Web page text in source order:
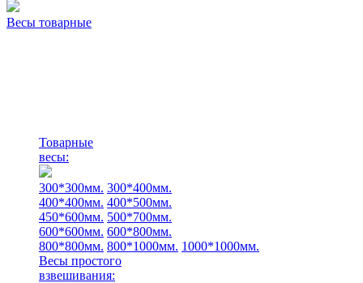
Весы товарные
Товарные
весы:
300*300мм. 300*400мм.
400*400мм. 400*500мм.
450*600мм. 500*700мм.
600*600мм. 600*800мм.
800*800мм. 800*1000мм. 1000*1000мм.
Весы простого
взвешивания: